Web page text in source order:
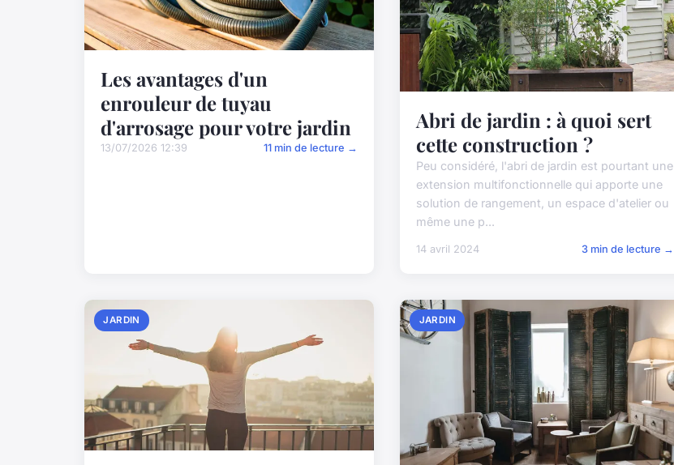
Les avantages d'un
enrouleur de tuyau
d'arrosage pour votre jardin
13/07/2026 12:39 11 min de lecture →
Abri de jardin : à quoi sert
cette construction ?
Peu considéré, l'abri de jardin est pourtant une
extension multifonctionnelle qui apporte une
solution de rangement, un espace d'atelier ou
même une p...
14 avril 2024 3 min de lecture →
JARDIN JARDIN